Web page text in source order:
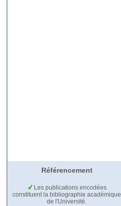
Référencement
Les publications encodées
constituent la bibliographie académique
de l'Université.